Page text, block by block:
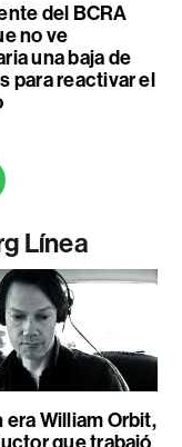
del BCRA
no ve
una baja de
para reactivar el
Línea
era William Orbit,